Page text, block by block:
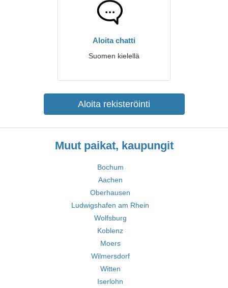
Aloita chatti
Suomen kielellä
Aloita rekisteröinti
Muut paikat, kaupungit
Bochum
Aachen
Oberhausen
Ludwigshafen am Rhein
Wolfsburg
Koblenz
Moers
Wilmersdorf
Witten
Iserlohn